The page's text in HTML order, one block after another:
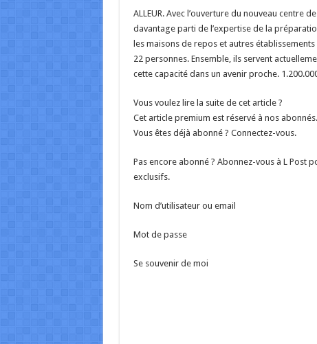
ALLEUR. Avec l’ouverture du nouveau centre
davantage parti de l’expertise de la
les maisons de repos et autres
22 personnes. Ensemble, ils servent
cette capacité dans un avenir proche.
Vous voulez lire la suite de cet article ?
Cet article premium est réservé à nos abonnés.
Vous êtes déjà abonné ? Connectez-vous.
Pas encore abonné ? Abonnez-vous à L Post
exclusifs.
Nom d’utilisateur ou email
Mot de passe
Se souvenir de moi